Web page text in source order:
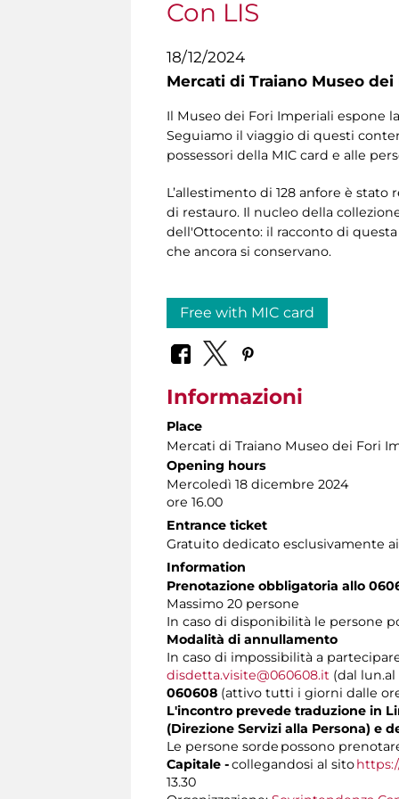
Con LIS
18/12/2024
Mercati di Traiano Museo
Il Museo dei Fori Imperiali espone
Seguiamo il viaggio di questi
possessori della MIC card e alle
L’allestimento di 128 anfore è
di restauro. Il nucleo della
dell'Ottocento: il racconto di
che ancora si conservano.
Free with MIC card
Informazioni
Place
Mercati di Traiano Museo dei Fori
Opening hours
Mercoledì 18 dicembre 2024
ore 16.00
Entrance ticket
Gratuito dedicato esclusivamente
Information
Prenotazione obbligatoria allo
Massimo 20 persone
In caso di disponibilità le persone
Modalità di annullamento
In caso di impossibilità a
disdetta.visite@060608.it (dal lun.al
060608 (attivo tutti i giorni dalle ore
L'incontro prevede traduzione in
(Direzione Servizi alla Persona) e
Le persone sorde possono
Capitale -collegandosi al sito
13.30